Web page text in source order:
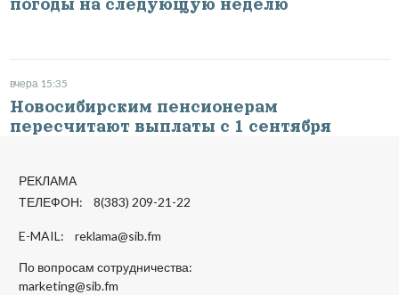
погоды на следующую неделю
вчера 15:35
Новосибирским пенсионерам
пересчитают выплаты с 1 сентября
РЕКЛАМА
ТЕЛЕФОН: 8(383) 209-21-22
E-MAIL: reklama@sib.fm
По вопросам сотрудничества:
marketing@sib.fm